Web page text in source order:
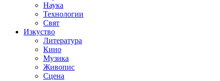
Наука
Технологии
Свят
Изкуство
Литература
Кино
Музика
Живопис
Сцена